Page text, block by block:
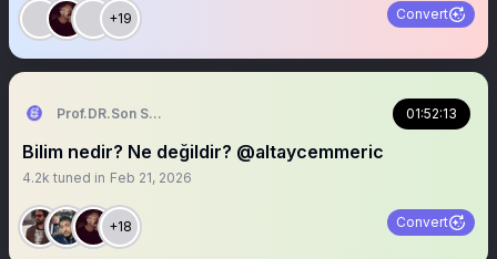
+19 Convert
Prof.DR.Son Soru Bükücü 01:52:13
Bilim nedir? Ne değildir? @altaycemmeric
4.2k tuned in Feb 21, 2026
+18 Convert